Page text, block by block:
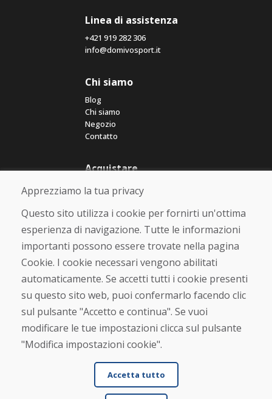
Linea di assistenza
+421 919 282 306
info@domivosport.it
Chi siamo
Blog
Chi siamo
Negozio
Contatto
Acquistare
Negozio online
Termini e condizioni commerciali
Spedizione e pagamento
Reso e cambio merce
Protezione dei dati personali
Cookies
Verificato dai clienti
★★★★★
Apprezziamo la tua privacy
Questo sito utilizza i cookie per fornirti un'ottima
esperienza di navigazione. Tutte le informazioni
importanti possono essere trovate nella pagina
Cookie. I cookie necessari vengono abilitati
automaticamente. Se accetti tutti i cookie presenti
su questo sito web, puoi confermarlo facendo clic
sul pulsante "Accetto e continua". Se vuoi
modificare le tue impostazioni clicca sul pulsante
"Modifica impostazioni cookie".
Accetta tutto